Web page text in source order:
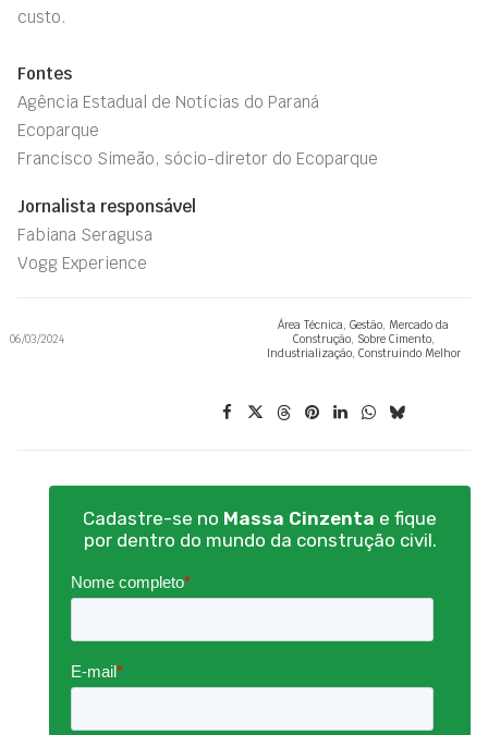
custo.
Fontes
Agência Estadual de Notícias do Paraná
Ecoparque
Francisco Simeão, sócio-diretor do Ecoparque
Jornalista responsável
Fabiana Seragusa
Vogg Experience
06/03/2024
Área Técnica, Gestão, Mercado da
Construção, Sobre Cimento,
Industrialização, Construindo Melhor
Cadastre-se no Massa Cinzenta e fique
por dentro do mundo da construção civil.